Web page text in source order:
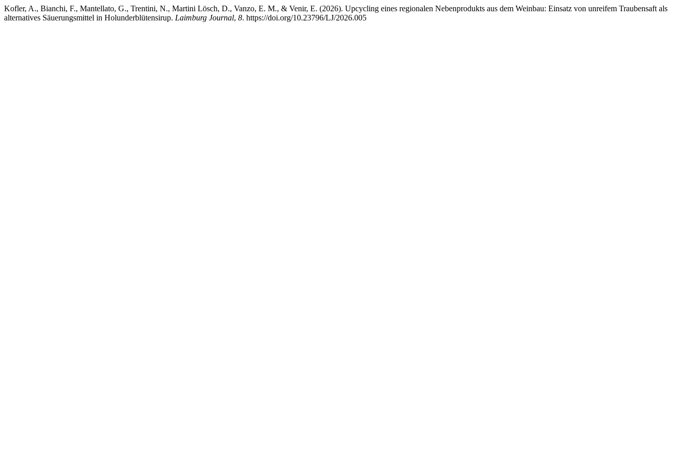
Kofler, A., Bianchi, F., Mantellato, G., Trentini, N., Martini Lösch, D., Vanzo, E. M., & Venir, E. (2026). Upcycling eines regionalen Nebenprodukts aus dem Weinbau: Einsatz von unreifem Traubensaft als
alternatives Säuerungsmittel in Holunderblütensirup. Laimburg Journal, 8. https://doi.org/10.23796/LJ/2026.005